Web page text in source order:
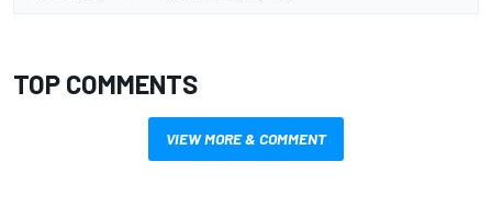
TOP COMMENTS
VIEW MORE & COMMENT